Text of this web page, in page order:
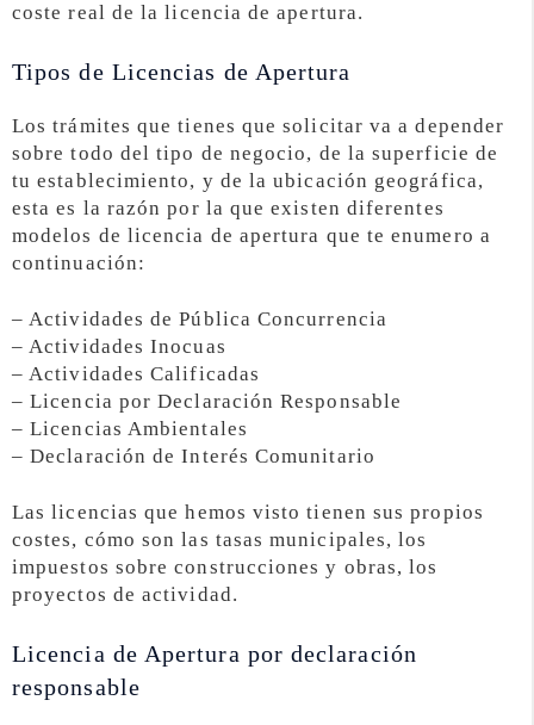
coste real de la licencia de apertura.
Tipos de Licencias de Apertura
Los trámites que tienes que solicitar va a depender
sobre todo del tipo de negocio, de la superficie de
tu establecimiento, y de la ubicación geográfica,
esta es la razón por la que existen diferentes
modelos de licencia de apertura que te enumero a
continuación:
– Actividades de Pública Concurrencia
– Actividades Inocuas
– Actividades Calificadas
– Licencia por Declaración Responsable
– Licencias Ambientales
– Declaración de Interés Comunitario
Las licencias que hemos visto tienen sus propios
costes, cómo son las tasas municipales, los
impuestos sobre construcciones y obras, los
proyectos de actividad.
Licencia de Apertura por declaración
responsable